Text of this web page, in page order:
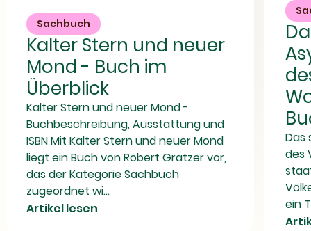
Sachbuch
Kalter Stern und neuer
Mond - Buch im
Überblick
Kalter Stern und neuer Mond -
Buchbeschreibung, Ausstattung und
ISBN Mit Kalter Stern und neuer Mond
liegt ein Buch von Robert Gratzer vor,
das der Kategorie Sachbuch
zugeordnet wi...
Artikel lesen
Asylrecht
Rahmen
Völkerrechts
Worum
Das
des
ein